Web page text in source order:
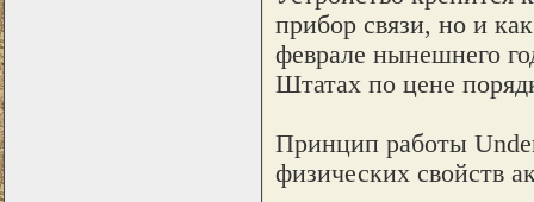
прибор связи, но и
феврале нынешнего
Штатах по цене
Принцип работы
физических свойств